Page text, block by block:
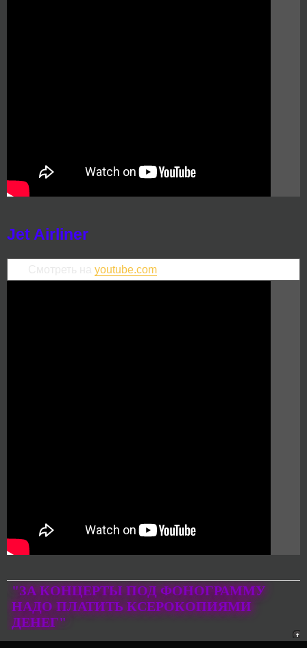
Jet Airliner
youtube.com
"ЗА КОНЦЕРТЫ ПОД ФОНОГРАММУ
НАДО ПЛАТИТЬ КСЕРОКОПИЯМИ
ДЕНЕГ"